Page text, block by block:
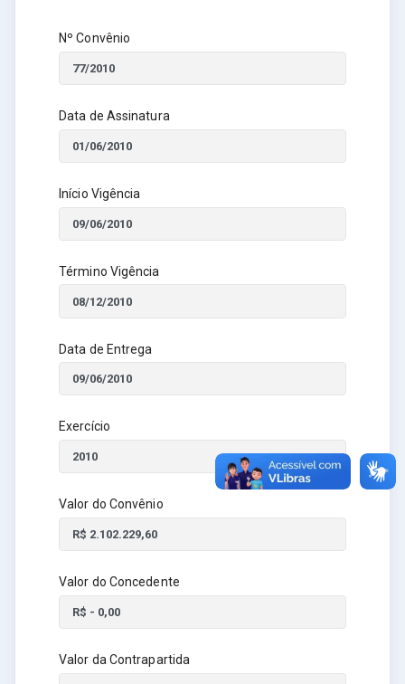
Nº Convênio
Data de Assinatura
Início Vigência
Término Vigência
Data de Entrega
Exercício
Valor do Convênio
Valor do Concedente
Valor da Contrapartida